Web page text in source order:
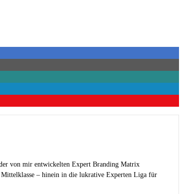
von mir entwickelten Expert Branding Matrix
Mittelklasse – hinein in die lukrative Experten Liga für